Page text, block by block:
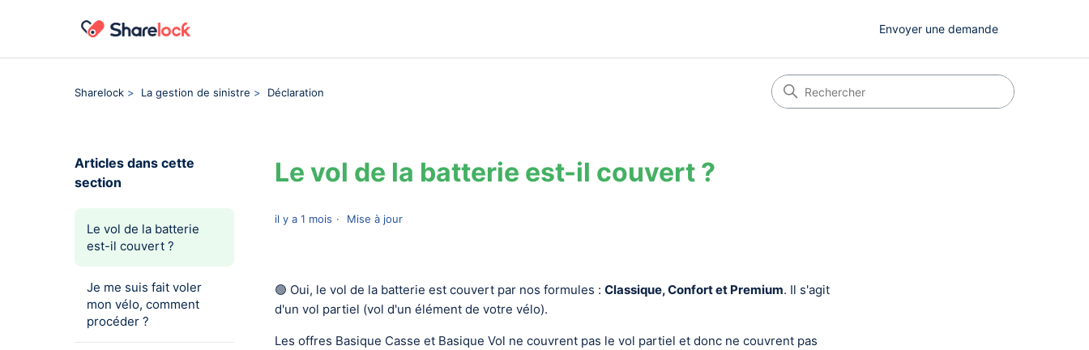
Envoyer une demande
Sharelock La gestion de sinistre Déclaration
Articles dans cette
section
Le vol de la batterie
est-il couvert ?
Je me suis fait voler
mon vélo, comment
procéder ?
Le vol de la batterie est-il couvert ?
il y a 1 mois Mise à jour
🟢 Oui, le vol de la batterie est couvert par nos formules :Classique, Confort et Premium. Il s'agit
d'un vol partiel (vol d'un élément de votre vélo).
Les offres Basique Casse et Basique Vol ne couvrent pas le vol partiel et donc ne couvrent pas